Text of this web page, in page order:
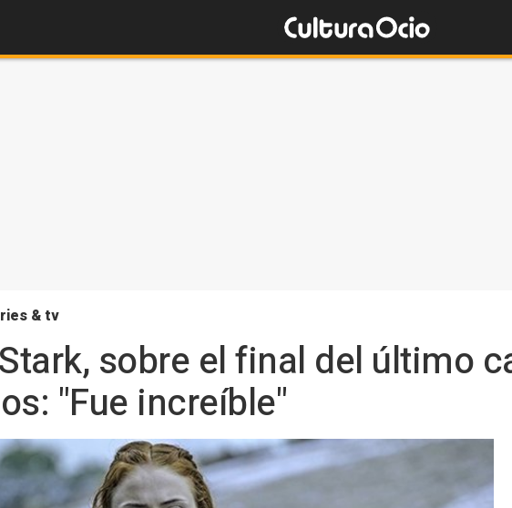
& tv
sobre el final del último
"Fue increíble"